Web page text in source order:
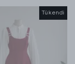
Tükendi